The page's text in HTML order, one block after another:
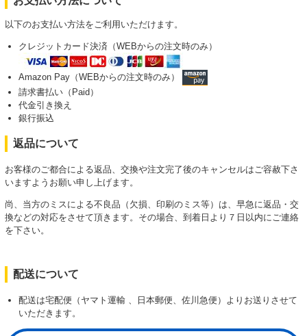
以下のお支払い方法をご利用いただけます。
クレジットカード決済（WEBからの注文時のみ）
Amazon Pay（WEBからの注文時のみ）
請求書払い（Paid）
代金引き換え
銀行振込
返品について
お客様のご都合による返品、交換や注文完了後のキャンセルはご容赦下さ
いますようお願い申し上げます。
尚、当方のミスによる不良品（欠損、印刷のミス等）は、早急に返品・交
換などの対応をさせて頂きます。その場合、到着日より７日以内にご連絡
を下さい。
配送について
配送は宅配便（ヤマト運輸 、日本郵便、佐川急便）よりお送りさせて
いただきます。